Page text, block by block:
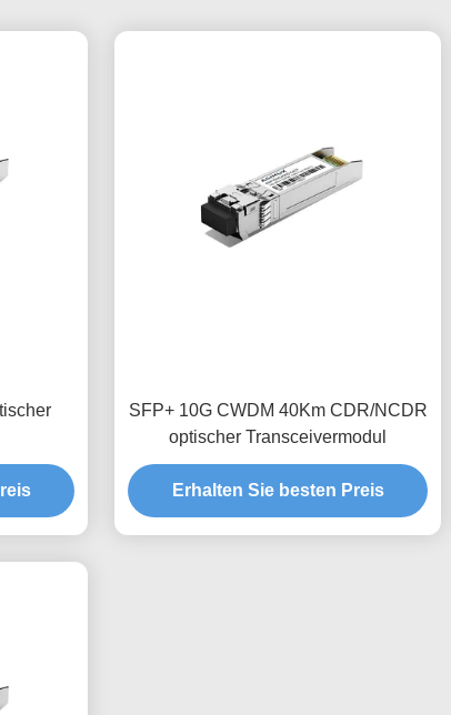
SFP+ 10G CWDM 40Km CDR/NCDR
optischer Transceivermodul
Erhalten Sie besten Preis